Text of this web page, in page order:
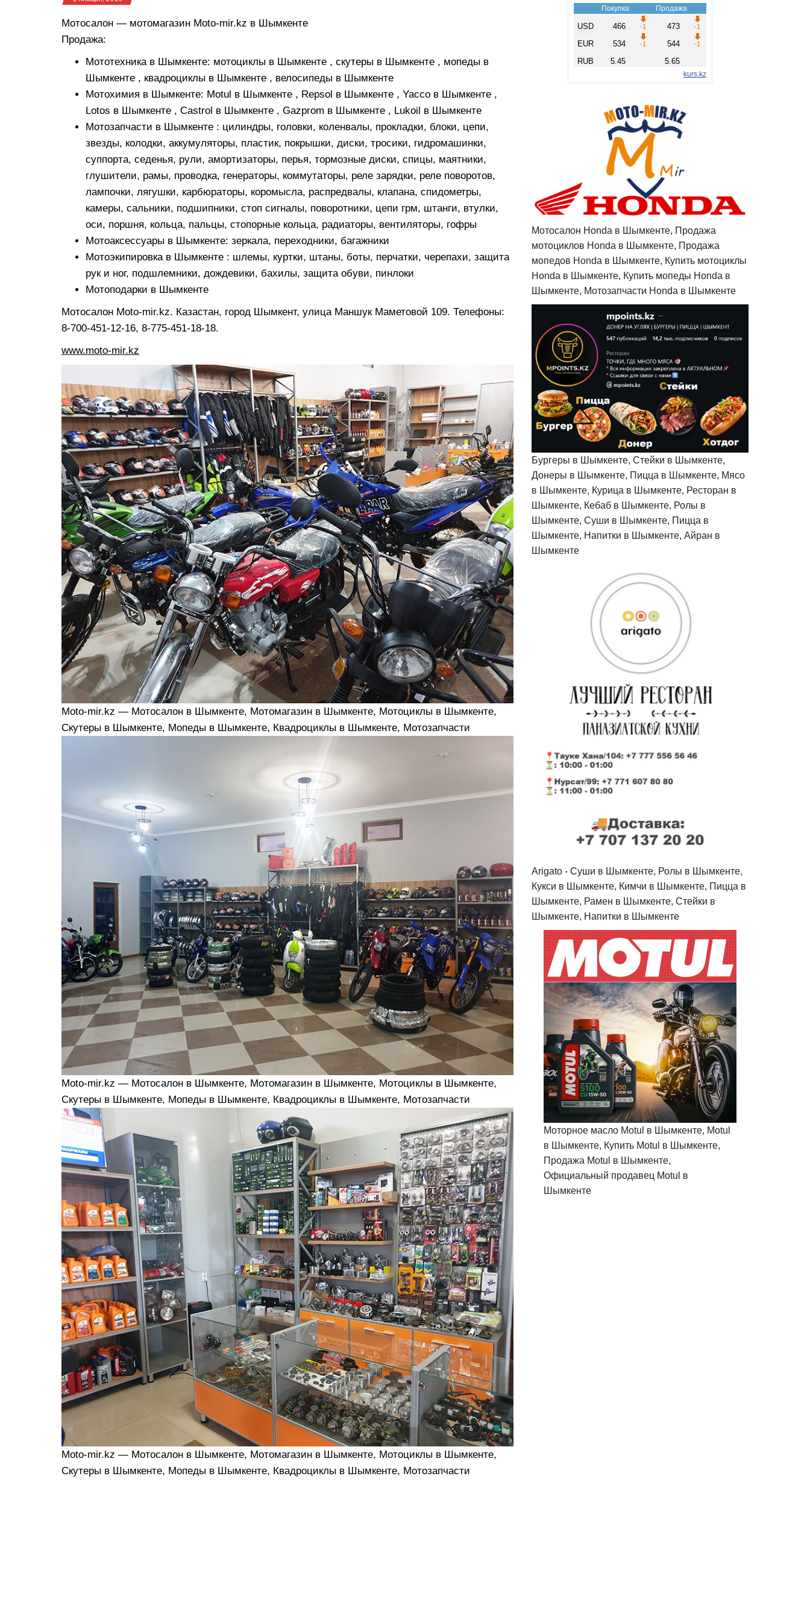
Мотосалон — мотомагазин Moto-mir.kz в Шымкенте
Продажа:
Мототехника в Шымкенте: мотоциклы в Шымкенте , скутеры в Шымкенте , мопеды в
Шымкенте , квадроциклы в Шымкенте , велосипеды в Шымкенте
Мотохимия в Шымкенте: Motul в Шымкенте , Repsol в Шымкенте , Yacco в Шымкенте ,
Lotos в Шымкенте , Castrol в Шымкенте , Gazprom в Шымкенте , Lukoil в Шымкенте
Мотозапчасти в Шымкенте : цилиндры, головки, коленвалы, прокладки, блоки, цепи,
звезды, колодки, аккумуляторы, пластик, покрышки, диски, тросики, гидромашинки,
суппорта, седенья, рули, амортизаторы, перья, тормозные диски, спицы, маятники,
глушители, рамы, проводка, генераторы, коммутаторы, реле зарядки, реле поворотов,
лампочки, лягушки, карбюраторы, коромысла, распредвалы, клапана, спидометры,
камеры, сальники, подшипники, стоп сигналы, поворотники, цепи грм, штанги, втулки,
оси, поршня, кольца, пальцы, стопорные кольца, радиаторы, вентиляторы, гофры
Мотоаксессуары в Шымкенте: зеркала, переходники, багажники
Мотоэкипировка в Шымкенте : шлемы, куртки, штаны, боты, перчатки, черепахи, защита
рук и ног, подшлемники, дождевики, бахилы, защита обуви, пинлоки
Мотоподарки в Шымкенте
Мотосалон Moto-mir.kz. Казастан, город Шымкент, улица Маншук Маметовой 109. Телефоны:
8-700-451-12-16, 8-775-451-18-18.
www.moto-mir.kz
Moto-mir.kz — Мотосалон в Шымкенте, Мотомагазин в Шымкенте, Мотоциклы в Шымкенте,
Скутеры в Шымкенте, Мопеды в Шымкенте, Квадроциклы в Шымкенте, Мотозапчасти
Moto-mir.kz — Мотосалон в Шымкенте, Мотомагазин в Шымкенте, Мотоциклы в Шымкенте,
Скутеры в Шымкенте, Мопеды в Шымкенте, Квадроциклы в Шымкенте, Мотозапчасти
Moto-mir.kz — Мотосалон в Шымкенте, Мотомагазин в Шымкенте, Мотоциклы в Шымкенте,
Скутеры в Шымкенте, Мопеды в Шымкенте, Квадроциклы в Шымкенте, Мотозапчасти
Мотосалон Honda в Шымкенте, Продажа
мотоциклов Honda в Шымкенте, Продажа
мопедов Honda в Шымкенте, Купить мотоциклы
Honda в Шымкенте, Купить мопеды Honda в
Шымкенте, Мотозапчасти Honda в Шымкенте
Бургеры в Шымкенте, Стейки в Шымкенте,
Донеры в Шымкенте, Пицца в Шымкенте, Мясо
в Шымкенте, Курица в Шымкенте, Ресторан в
Шымкенте, Кебаб в Шымкенте, Ролы в
Шымкенте, Суши в Шымкенте, Пицца в
Шымкенте, Напитки в Шымкенте, Айран в
Шымкенте
Arigato - Cуши в Шымкенте, Ролы в Шымкенте,
Кукси в Шымкенте, Кимчи в Шымкенте, Пицца в
Шымкенте, Рамен в Шымкенте, Стейки в
Шымкенте, Напитки в Шымкенте
Моторное масло Motul в Шымкенте, Motul
в Шымкенте, Купить Motul в Шымкенте,
Продажа Motul в Шымкенте,
Официальный продавец Motul в
Шымкенте